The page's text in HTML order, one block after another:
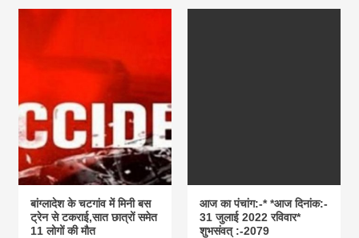
बांग्लादेश के चटगांव में मिनी बस
ट्रेन से टकराई,सात छात्रों समेत
11 लोगों की मौत
आज का पंचांग:-* *आज दिनांक:-
31 जुलाई 2022 रविवार*
शुभसंवत् :-2079